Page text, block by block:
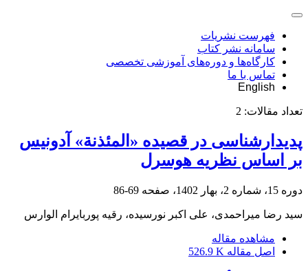
فهرست نشریات
سامانه نشر کتاب
کارگاه‌ها و دوره‌های آموزشی تخصصی
تماس با ما
English
تعداد مقالات: 2
پدیدارشناسی در قصیده «المئذنة» آدونیس
بر اساس نظریه هوسرل
دوره 15، شماره 2، بهار 1402، صفحه 69-86
سید رضا میراحمدی، علی اکبر نورسیده، رقیه پوربایرام الوارس
مشاهده مقاله
اصل مقاله 526.9 K